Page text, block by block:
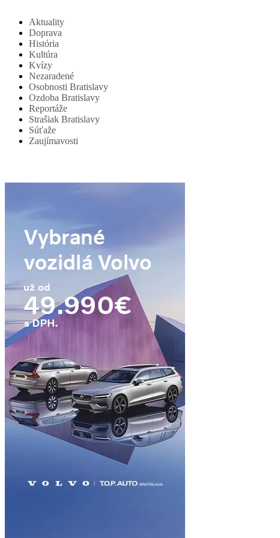
Aktuality
Doprava
História
Kultúra
Kvízy
Nezaradené
Osobnosti Bratislavy
Ozdoba Bratislavy
Reportáže
Strašiak Bratislavy
Súťaže
Zaujímavosti